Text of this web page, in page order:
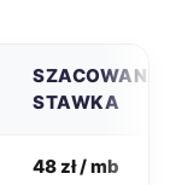
SZACOWANA
STAWKA
48 zł / mb